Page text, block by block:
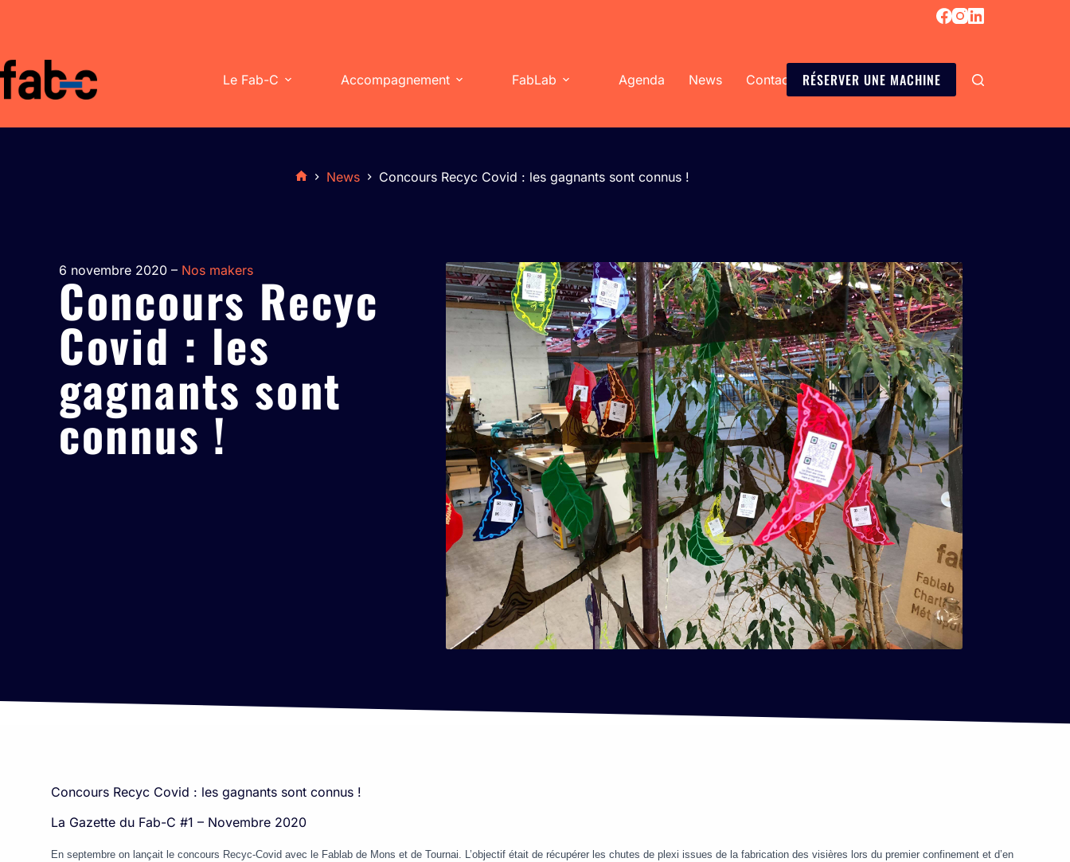
Le Fab-C Accompagnement FabLab Agenda News Contact RÉSERVER UNE MACHINE
News Concours Recyc Covid : les gagnants sont connus !
6 novembre 2020 – Nos makers
Concours Recyc
Covid : les
gagnants sont
connus !
Concours Recyc Covid : les gagnants sont connus !
La Gazette du Fab-C #1 – Novembre 2020
En septembre on lançait le concours Recyc-Covid avec le Fablab de Mons et de Tournai. L’objectif était de récupérer les chutes de plexi issues de la fabrication des visières lors du premier confinement et d’en